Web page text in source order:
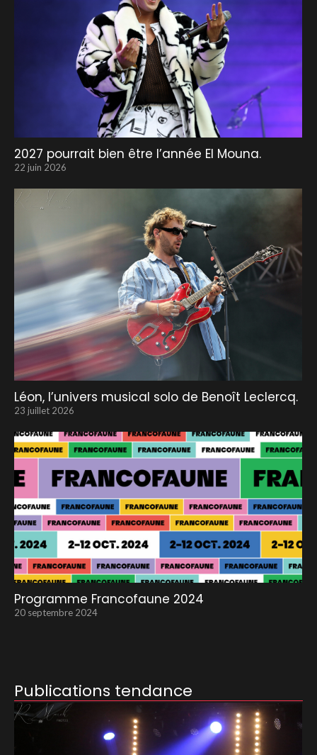
2027 pourrait bien être l’année El Mouna.
22 juin 2026
Léon, l’univers musical solo de Benoît Leclercq.
23 juillet 2026
Programme Francofaune 2024
20 septembre 2024
Publications tendance